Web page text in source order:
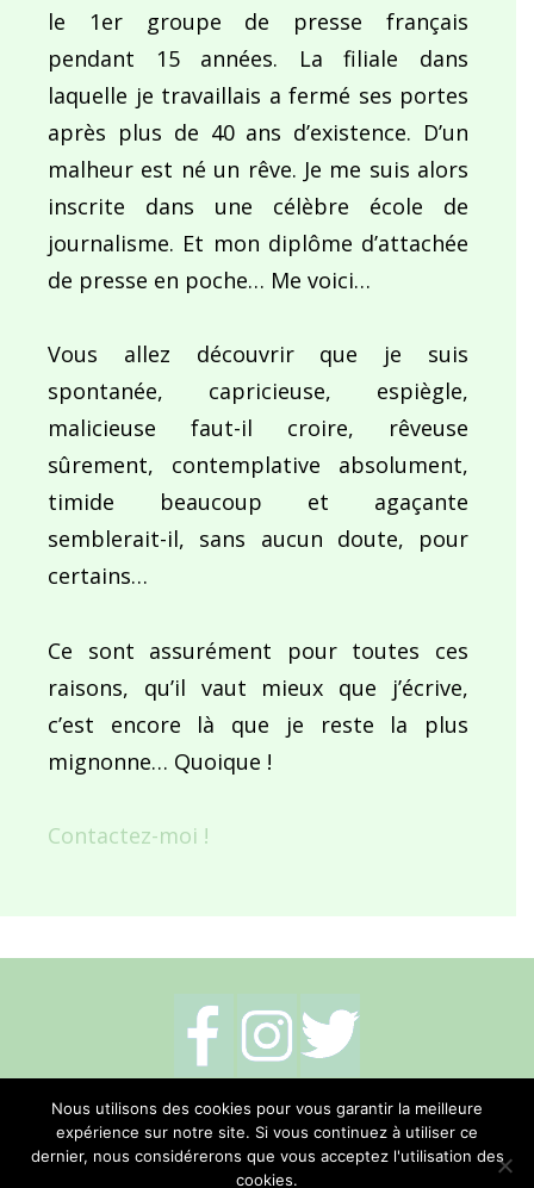
le 1er groupe de presse français
pendant 15 années. La filiale dans
laquelle je travaillais a fermé ses portes
après plus de 40 ans d’existence. D’un
malheur est né un rêve. Je me suis alors
inscrite dans une célèbre école de
journalisme. Et mon diplôme d’attachée
de presse en poche… Me voici…
Vous allez découvrir que je suis
spontanée, capricieuse, espiègle,
malicieuse faut-il croire, rêveuse
sûrement, contemplative absolument,
timide beaucoup et agaçante
semblerait-il, sans aucun doute, pour
certains…
Ce sont assurément pour toutes ces
raisons, qu’il vaut mieux que j’écrive,
c’est encore là que je reste la plus
mignonne… Quoique !
Contactez-moi !
Mentions légales- Politique de cookies-
Me contacter
Nous utilisons des cookies pour vous garantir la meilleure
expérience sur notre site. Si vous continuez à utiliser ce
dernier, nous considérerons que vous acceptez l'utilisation des
cookies.